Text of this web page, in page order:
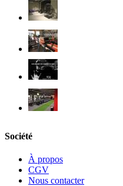
Société
À propos
CGV
Nous contacter